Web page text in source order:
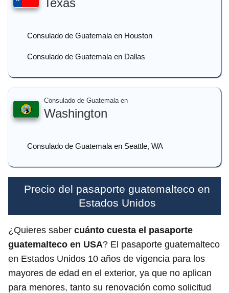
Texas
Consulado de Guatemala en Houston
Consulado de Guatemala en Dallas
Consulado de Guatemala en
Washington
Consulado de Guatemala en Seattle, WA
Precio del pasaporte guatemalteco en
Estados Unidos
¿Quieres saber cuánto cuesta el pasaporte
guatemalteco en USA? El pasaporte guatemalteco
en Estados Unidos 10 años de vigencia para los
mayores de edad en el exterior, ya que no aplican
para menores, tanto su renovación como solicitud